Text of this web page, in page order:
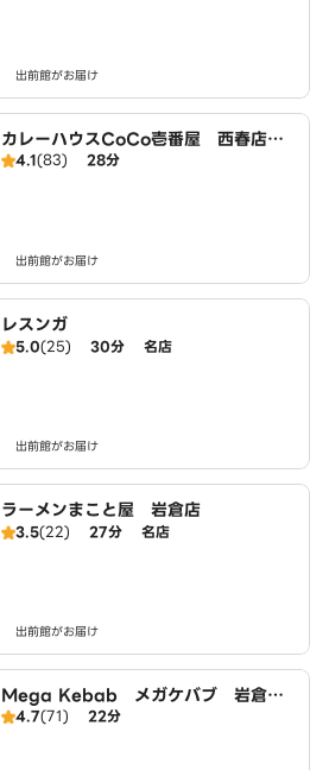
出前館がお届け
カレーハウスCoCo壱番屋 西春店（S
D）
4.1(83) 28分
出前館がお届け
レスンガ
5.0(25) 30分 名店
出前館がお届け
ラーメンまこと屋 岩倉店
3.5(22) 27分 名店
出前館がお届け
Mega Kebab メガケバブ 岩倉
店 Halal ハラール
4.7(71) 22分